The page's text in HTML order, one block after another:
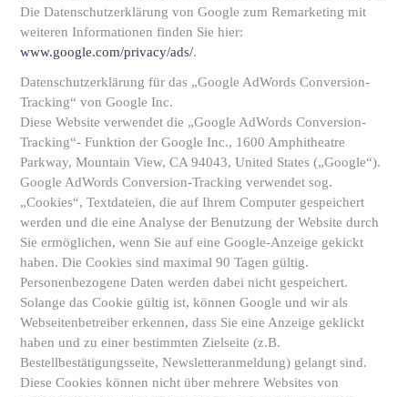
Die Datenschutzerklärung von Google zum Remarketing mit
weiteren Informationen finden Sie hier:
www.google.com/privacy/ads/.
Datenschutzerklärung für das „Google AdWords Conversion-
Tracking“ von Google Inc.
Diese Website verwendet die „Google AdWords Conversion-
Tracking“- Funktion der Google Inc., 1600 Amphitheatre
Parkway, Mountain View, CA 94043, United States („Google“).
Google AdWords Conversion-Tracking verwendet sog.
„Cookies“, Textdateien, die auf Ihrem Computer gespeichert
werden und die eine Analyse der Benutzung der Website durch
Sie ermöglichen, wenn Sie auf eine Google-Anzeige gekickt
haben. Die Cookies sind maximal 90 Tagen gültig.
Personenbezogene Daten werden dabei nicht gespeichert.
Solange das Cookie gültig ist, können Google und wir als
Webseitenbetreiber erkennen, dass Sie eine Anzeige geklickt
haben und zu einer bestimmten Zielseite (z.B.
Bestellbestätigungsseite, Newsletteranmeldung) gelangt sind.
Diese Cookies können nicht über mehrere Websites von